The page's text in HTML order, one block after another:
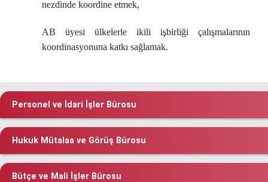
nezdinde koordine etmek,
AB üyesi ülkelerle ikili işbirliği çalışmalarının
koordinasyonuna katkı sağlamak.
Personel ve İdari İşler Bürosu
Hukuk Mütalaa ve Görüş Bürosu
Bütçe ve Mali İşler Bürosu